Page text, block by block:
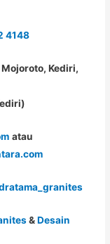
4148
Kediri,
atau
&Desain